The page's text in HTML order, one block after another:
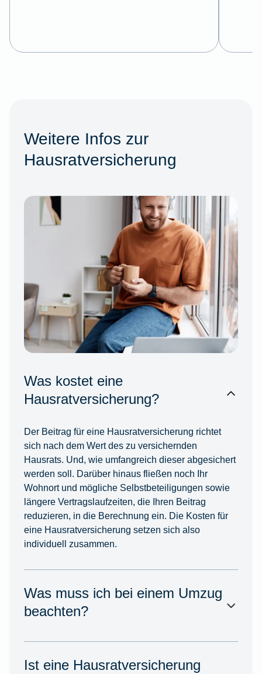
Weitere Infos zur
Hausratversicherung
Was kostet eine
Hausratversicherung?
Der Beitrag für eine Hausratversicherung richtet
sich nach dem Wert des zu versichernden
Hausrats. Und, wie umfangreich dieser abgesichert
werden soll. Darüber hinaus fließen noch Ihr
Wohnort und mögliche Selbstbeteiligungen sowie
längere Vertragslaufzeiten, die Ihren Beitrag
reduzieren, in die Berechnung ein. Die Kosten für
eine Hausratversicherung setzen sich also
individuell zusammen.
Was muss ich bei einem Umzug
beachten?
Ist eine Hausratversicherung